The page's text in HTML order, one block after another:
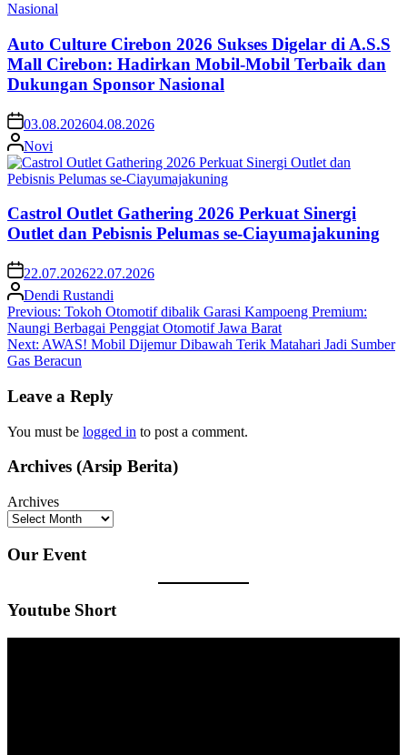
Auto Culture Cirebon 2026 Sukses Digelar di A.S.S
Mall Cirebon: Hadirkan Mobil-Mobil Terbaik dan
Dukungan Sponsor Nasional
03.08.202604.08.2026
Novi
Castrol Outlet Gathering 2026 Perkuat Sinergi
Outlet dan Pebisnis Pelumas se-Ciayumajakuning
22.07.202622.07.2026
Dendi Rustandi
Post
navigation
Previous: Tokoh Otomotif dibalik Garasi Kampoeng Premium:
Naungi Berbagai Penggiat Otomotif Jawa Barat
Next: AWAS! Mobil Dijemur Dibawah Terik Matahari Jadi Sumber
Gas Beracun
Leave a Reply
You must be logged in to post a comment.
Archives (Arsip Berita)
Archives
Our Event
Youtube Short